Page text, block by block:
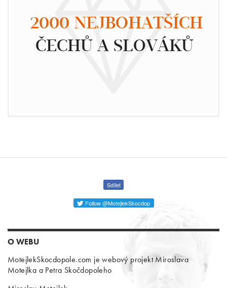
2000 NEJBOHATŠÍCH
ČECHŮ A SLOVÁKŮ
Sdílet
Follow @MotejlekSkocdop
O WEBU
MotejlekSkocdopole.com je webový projekt Miroslava
Motejlka a Petra Skočdopoleho